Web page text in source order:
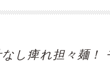
し痺れ担々麺！